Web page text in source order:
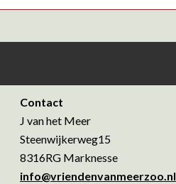
Contact
J van het Meer
Steenwijkerweg15
8316RG Marknesse
info@vriendenvanmeerzoo.nl